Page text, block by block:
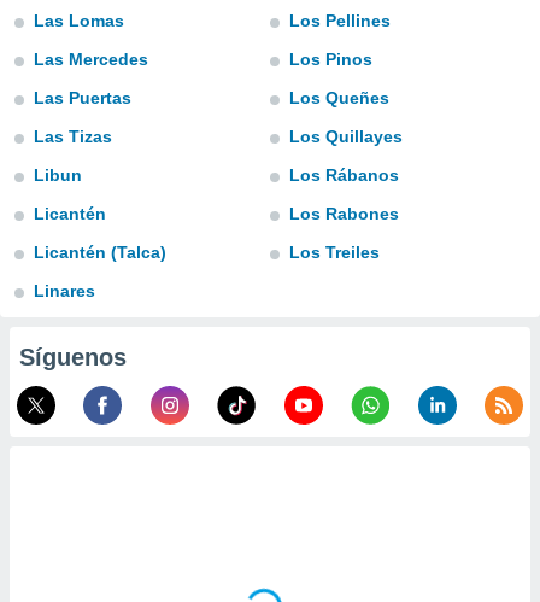
aceptar
sitio
sean
se
ni para
o
Las Lomas
Las Mercedes
Las Puertas
Las Tizas
Libun
Licantén
Licantén (Talca)
Linares
Los Pellines
Los Pinos
Los Queñes
Los Quillayes
Los Rábanos
Los Rabones
Los Treiles
Síguenos